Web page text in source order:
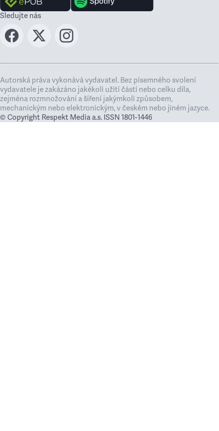
Sledujte nás
Autorská práva vykonává vydavatel. Bez písemného svolení
vydavatele je zakázáno jakékoli užití částí nebo celku díla,
zejména rozmnožování a šíření jakýmkoli způsobem,
mechanickým nebo elektronickým, v českém nebo jiném jazyce.
© Copyright Respekt Media a.s. ISSN 1801-1446